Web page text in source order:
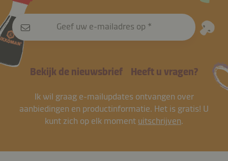
Geef uw e-mailadres op
Bekijk de nieuwsbrief Heeft u vragen?
Ik wil graag e-mailupdates ontvangen over
aanbiedingen en productinformatie. Het is gratis! U
kunt zich op elk moment uitschrijven.